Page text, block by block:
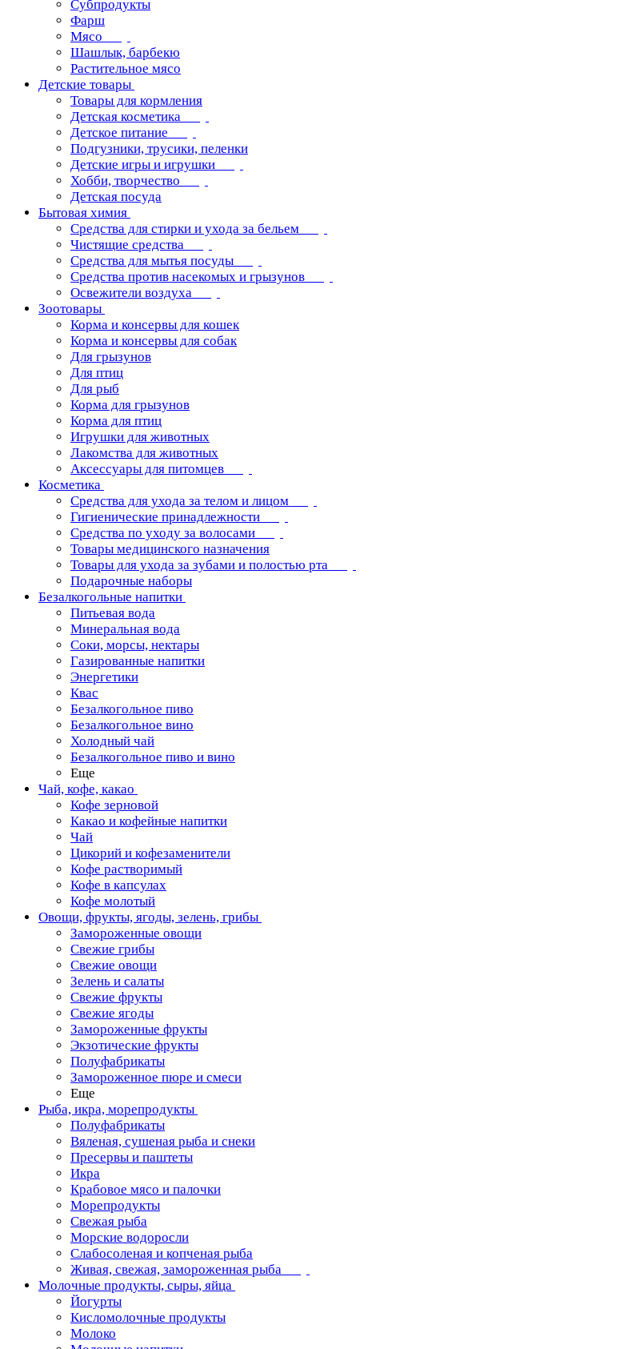
Субпродукты
Фарш
Мясо
Шашлык, барбекю
Растительное мясо
Детские товары
Товары для кормления
Детская косметика
Детское питание
Подгузники, трусики, пеленки
Детские игры и игрушки
Хобби, творчество
Детская посуда
Бытовая химия
Средства для стирки и ухода за бельем
Чистящие средства
Средства для мытья посуды
Средства против насекомых и грызунов
Освежители воздуха
Зоотовары
Корма и консервы для кошек
Корма и консервы для собак
Для грызунов
Для птиц
Для рыб
Корма для грызунов
Корма для птиц
Игрушки для животных
Лакомства для животных
Аксессуары для питомцев
Косметика
Средства для ухода за телом и лицом
Гигиенические принадлежности
Средства по уходу за волосами
Товары медицинского назначения
Товары для ухода за зубами и полостью рта
Подарочные наборы
Безалкогольные напитки
Питьевая вода
Минеральная вода
Соки, морсы, нектары
Газированные напитки
Энергетики
Квас
Безалкогольное пиво
Безалкогольное вино
Холодный чай
Безалкогольное пиво и вино
Еще
Чай, кофе, какао
Кофе зерновой
Какао и кофейные напитки
Чай
Цикорий и кофезаменители
Кофе растворимый
Кофе в капсулах
Кофе молотый
Овощи, фрукты, ягоды, зелень, грибы
Замороженные овощи
Свежие грибы
Свежие овощи
Зелень и салаты
Свежие фрукты
Свежие ягоды
Замороженные фрукты
Экзотические фрукты
Полуфабрикаты
Замороженное пюре и смеси
Еще
Рыба, икра, морепродукты
Полуфабрикаты
Вяленая, сушеная рыба и снеки
Пресервы и паштеты
Икра
Крабовое мясо и палочки
Морепродукты
Свежая рыба
Морские водоросли
Слабосоленая и копченая рыба
Живая, свежая, замороженная рыба
Молочные продукты, сыры, яйца
Йогурты
Кисломолочные продукты
Молоко